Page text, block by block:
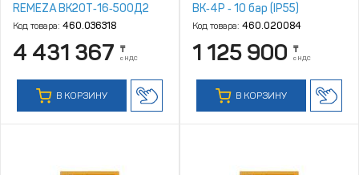
REMEZA ВК20Т‑16‑500Д2
Код товара: 460.036318
4 431 367 ₸
с НДС
В КОРЗИНУ
ВК‑4Р ‑ 10 бар (IP55)
Код товара: 460.020084
1 125 900 ₸
с НДС
В КОРЗИНУ